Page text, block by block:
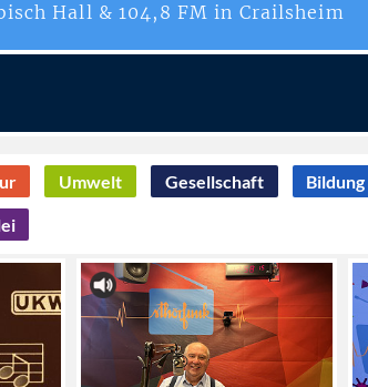
Hall & 104,8 FM in Crailsheim
Umwelt Gesellschaft